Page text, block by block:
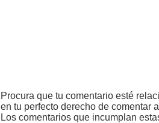
Procura que tu comentario esté
en tu perfecto derecho de comentar
Los comentarios que incumplan